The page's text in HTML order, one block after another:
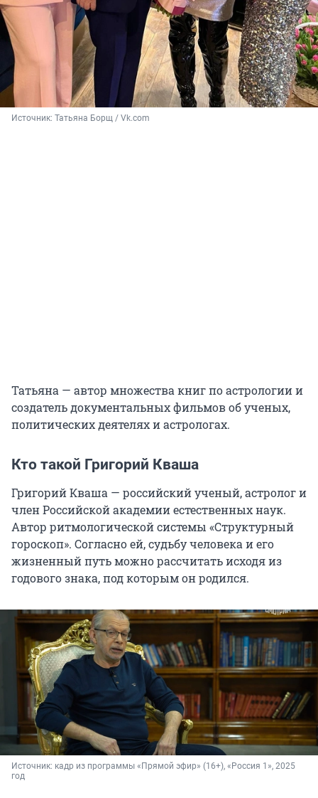
Источник: Татьяна Борщ / Vk.com
Татьяна — автор множества книг по астрологии и
создатель документальных фильмов об ученых,
политических деятелях и астрологах.
Кто такой Григорий Кваша
Григорий Кваша — российский ученый, астролог и
член Российской академии естественных наук.
Автор ритмологической системы «Структурный
гороскоп». Согласно ей, судьбу человека и его
жизненный путь можно рассчитать исходя из
годового знака, под которым он родился.
Источник: кадр из программы «Прямой эфир» (16+), «Россия 1», 2025
год